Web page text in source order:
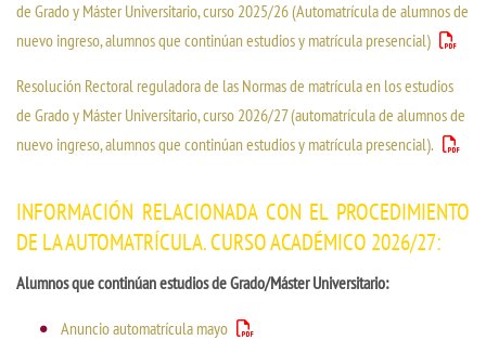
de Grado y Máster Universitario, curso 2025/26 (Automatrícula de alumnos de
nuevo ingreso, alumnos que continúan estudios y matrícula presencial)
Resolución Rectoral reguladora de las Normas de matrícula en los estudios
de Grado y Máster Universitario, curso 2026/27 (automatrícula de alumnos de
nuevo ingreso, alumnos que continúan estudios y matrícula presencial).
INFORMACIÓN RELACIONADA CON EL PROCEDIMIENTO
DE LA AUTOMATRÍCULA. CURSO ACADÉMICO 2026/27:
Alumnos que continúan estudios de Grado/Máster Universitario:
Anuncio automatrícula mayo